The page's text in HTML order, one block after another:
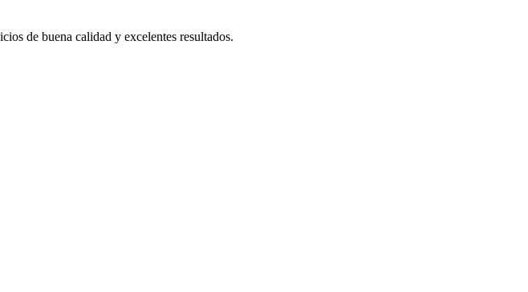
de buena calidad y excelentes resultados.